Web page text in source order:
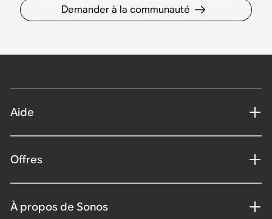
Demander à la communauté
Aide
Offres
À propos de Sonos